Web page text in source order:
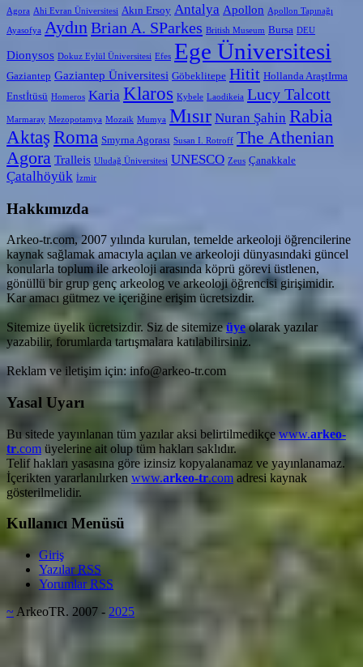
Agora Ahi Evran Üniversitesi Akın Ersoy Antalya Apollon Apollon Tapınağı
Ayasofya AydınBrian A. SParkes British Museum Bursa DEU
Dionysos Dokuz Eylül Üniversitesi Efes Ege Üniversitesi
Gaziantep Gaziantep Üniversitesi Göbeklitepe Hitit Hollanda AraştIrma
Enstİtüsü Homeros Karia Klaros Kybele Laodikeia Lucy Talcott
Marmaray Mezopotamya Mozaik Mumya Mısır Nuran Şahin Rabia
Aktaş Roma Smyrna Agorası Susan I. Rotroff The Athenian
Agora Tralleis Uludağ Üniversitesi UNESCO Zeus Çanakkale
Çatalhöyük İzmir
Hakkımızda
Arkeo-tr.com, 2007 yılında kurulan, temelde arkeoloji öğrencilerine
kaynak sağlamak amacıyla açılan ve arkeoloji dünyasındaki güncel
konularla toplum ile arkeoloji arasında köprü görevi üstlenen,
gönüllü bir grup genç arkeolog ve arkeoloji öğrencisi girişimidir.
Kar amacı gütmez ve içeriğine erişim ücretsizdir.
Sitemize üyelik ücretsizdir. Siz de sitemizeüyeolarak yazılar
yazabilir, forumlarda tartışmalara katılabilirsiniz.
Reklam ve iletişim için: info@arkeo-tr.com
Yasal Uyarı
Bu sitede yayınlanan tüm yazılar aksi belirtilmedikçe www.arkeo-
tr.com üyelerine ait olup tüm hakları saklıdır.
Telif hakları yasasına göre izinsiz kopyalanamaz ve yayınlanamaz.
İçerikten yararlanılırken www.arkeo-tr.com adresi kaynak
gösterilmelidir.
Kullanıcı Menüsü
Giriş
YazılarRSS
YorumlarRSS
~ ArkeoTR. 2007 - 2025